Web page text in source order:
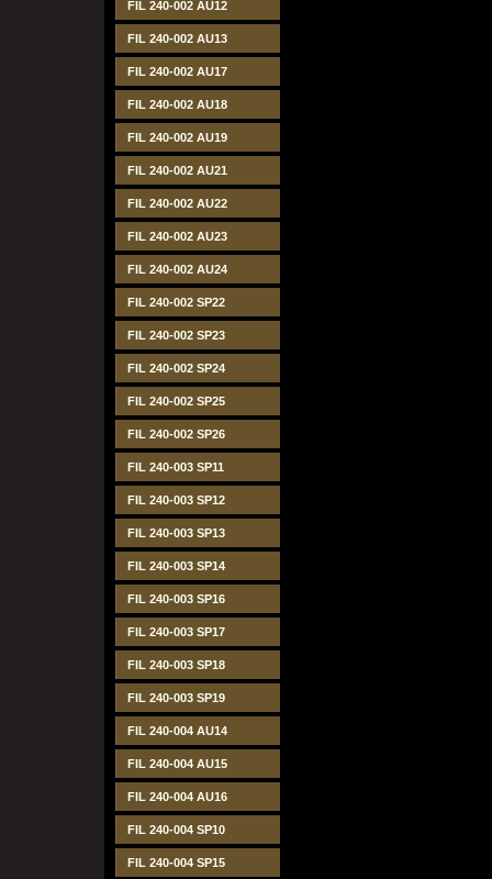
FIL 240-002 AU12
FIL 240-002 AU13
FIL 240-002 AU17
FIL 240-002 AU18
FIL 240-002 AU19
FIL 240-002 AU21
FIL 240-002 AU22
FIL 240-002 AU23
FIL 240-002 AU24
FIL 240-002 SP22
FIL 240-002 SP23
FIL 240-002 SP24
FIL 240-002 SP25
FIL 240-002 SP26
FIL 240-003 SP11
FIL 240-003 SP12
FIL 240-003 SP13
FIL 240-003 SP14
FIL 240-003 SP16
FIL 240-003 SP17
FIL 240-003 SP18
FIL 240-003 SP19
FIL 240-004 AU14
FIL 240-004 AU15
FIL 240-004 AU16
FIL 240-004 SP10
FIL 240-004 SP15